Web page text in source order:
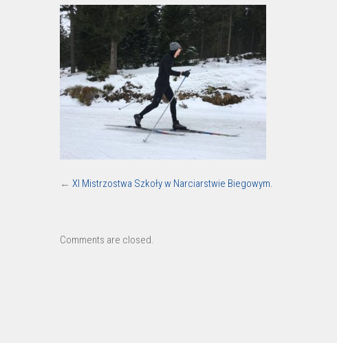
← XI Mistrzostwa Szkoły w Narciarstwie Biegowym.
Comments are closed.